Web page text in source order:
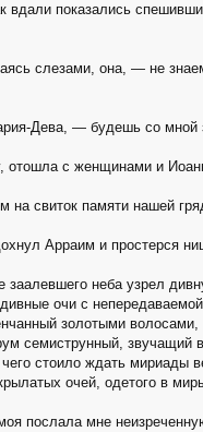
вдали показались
слезами, она, — не
Дева, — будешь со мной
отошла с женщинами и
свиток памяти нашей
Арраим и простерся
неба узрел
очи с
золотыми
семиструнный,
стоило ждать мириады
очей, одетого в
послала мне